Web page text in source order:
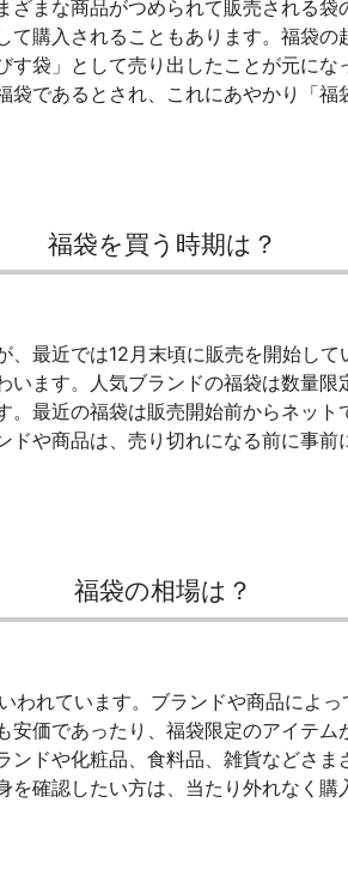
まな商品がつめられて販売される
て購入されることもあります。福袋
す袋」として売り出したことが元に
であるとされ、これにあやかり「
福袋を買う時期は？
最近では12月末頃に販売を開始し
ます。人気ブランドの福袋は数量
最近の福袋は販売開始前からネッ
や商品は、売り切れになる前に事前
福袋の相場は？
われています。ブランドや商品によ
安価であったり、福袋限定のアイテ
ンドや化粧品、食料品、雑貨などさ
確認したい方は、当たり外れなく購